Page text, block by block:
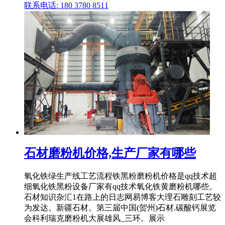
联系电话: 180 3780 8511
石材磨粉机价格,生产厂家有哪些
氧化铁绿生产线工艺流程铁黑粉磨粉机价格是qq技术超
细氧化铁黑粉设备厂家有qq技术氧化铁黄磨粉机哪些。
石材知识杂汇1在路上的日志网易博客大理石雕刻工艺较
为发达。新疆石材。第三届中国(贺州)石材.碳酸钙展览
会科利瑞克磨粉机大展雄风_三环。展示